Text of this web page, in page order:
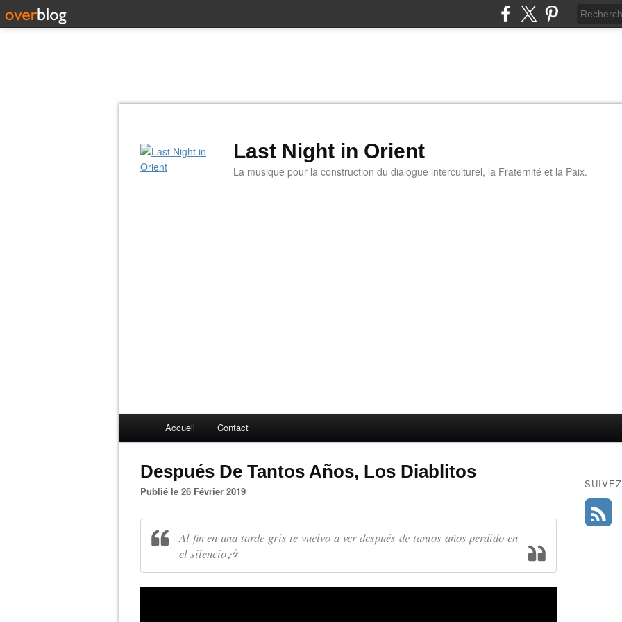
Last Night in Orient
La musique pour la construction du dialogue interculturel, la Fraternité et la Paix.
Accueil Contact
Después De Tantos Años, Los Diablitos
Publié le 26 Février 2019
Al fin en una tarde gris te vuelvo a ver después de tantos años perdido en
el silencio🎶